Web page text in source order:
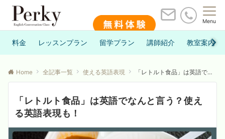
Menu
料金 レッスンプラン 留学プラン 講師紹介 教室案内
Home 全記事一覧 使える英語表現 「レトルト食品」は英語でなんと言う？使える英語表現も！
「レトルト食品」は英語でなんと言う？使え
る英語表現も！